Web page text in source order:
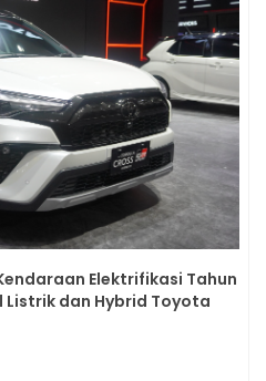
Elektrifikasi Tahun
Listrik dan Hybrid Toyota